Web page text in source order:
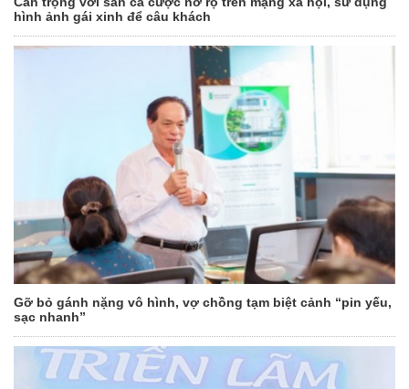
hình ảnh gái xinh để câu khách
Gỡ bỏ gánh nặng vô hình, vợ chồng tạm biệt cảnh “pin yếu,
sạc nhanh”